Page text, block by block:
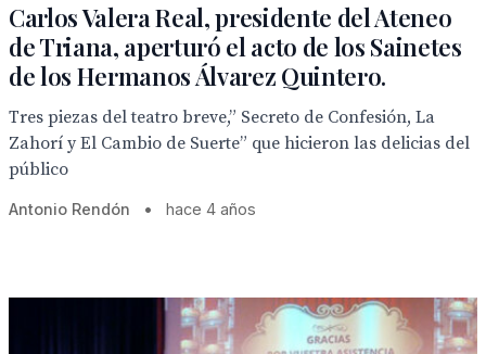
Carlos Valera Real, presidente del Ateneo
de Triana, aperturó el acto de los Sainetes
de los Hermanos Álvarez Quintero.
Tres piezas del teatro breve,” Secreto de Confesión, La
Zahorí y El Cambio de Suerte” que hicieron las delicias del
público
Antonio Rendón • hace 4 años